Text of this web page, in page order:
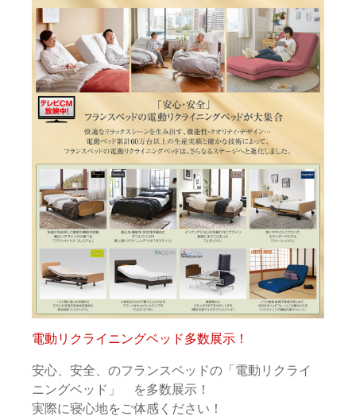
電動リクライニングベッド多数展示！
安心、安全、のフランスベッドの「電動リクライ
ニングベッド」 を多数展示！
実際に寝心地をご体感ください！